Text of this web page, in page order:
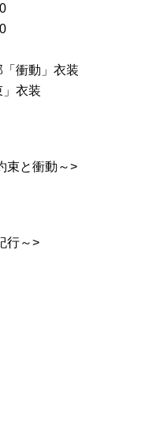
衝動」衣装
衣装
束と衝動～>
行～>